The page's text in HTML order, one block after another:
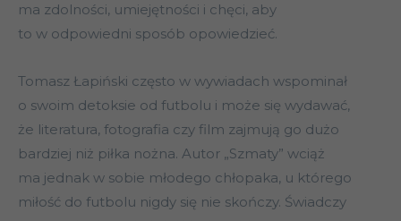
ma zdolności, umiejętności i chęci, aby
to w odpowiedni sposób opowiedzieć.
Tomasz Łapiński często w wywiadach wspominał
o swoim detoksie od futbolu i może się wydawać,
że literatura, fotografia czy film zajmują go dużo
bardziej niż piłka nożna. Autor „Szmaty” wciąż
ma jednak w sobie młodego chłopaka, u którego
miłość do futbolu nigdy się nie skończy. Świadczy